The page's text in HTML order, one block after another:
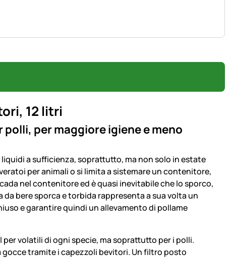
12 litri
per maggiore igiene e meno
a sufficienza, soprattutto, ma non solo in estate
per animali o si limita a sistemare un contenitore,
nel contenitore ed è quasi inevitabile che lo sporco,
bere sporca e torbida rappresenta a sua volta un
e garantire quindi un allevamento di pollame
volatili di ogni specie, ma soprattutto per i polli.
gocce tramite i capezzoli bevitori. Un filtro posto